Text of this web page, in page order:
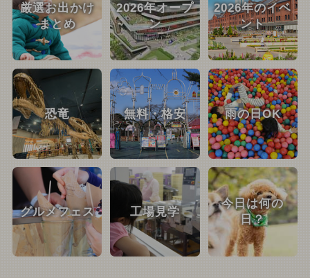
厳選お出かけ
まとめ
2026年オープ
ン
2026年のイベ
ント
恐竜 無料・格安 雨の日OK
グルメフェス 工場見学
今日は何の
日？